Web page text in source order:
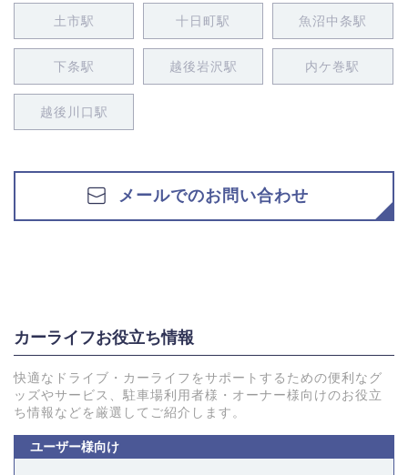
土市駅 十日町駅 魚沼中条駅
下条駅 越後岩沢駅 内ケ巻駅
越後川口駅
メールでのお問い合わせ
カーライフお役立ち情報
快適なドライブ・カーライフをサポートするための便利なグ
ッズやサービス、駐車場利用者様・オーナー様向けのお役立
ち情報などを厳選してご紹介します。
ユーザー様向け